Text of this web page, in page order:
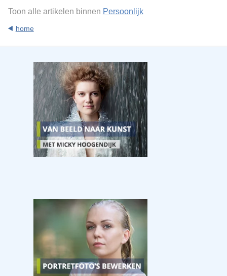
Toon alle artikelen binnen Persoonlijk
home